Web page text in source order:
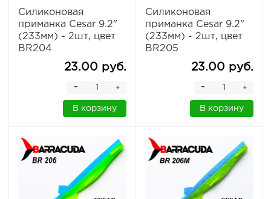
Силиконовая
приманка Cesar 9.2"
(233мм) - 2шт, цвет
BR204
23.00 руб.
+
-
В корзину
Силиконовая
приманка Cesar 9.2"
(233мм) - 2шт, цвет
BR205
23.00 руб.
+
-
В корзину